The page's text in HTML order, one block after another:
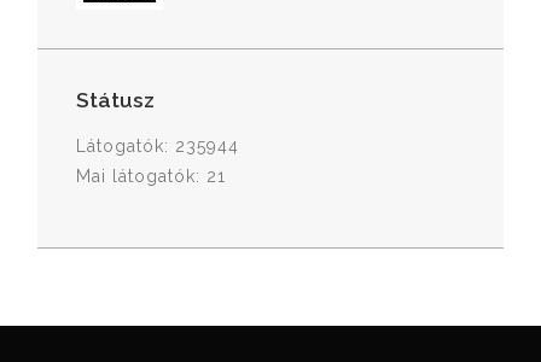
Státusz
Látogatók: 235944
Mai látogatók: 21